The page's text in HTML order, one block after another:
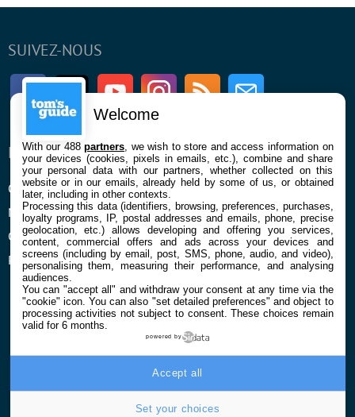
SUIVEZ-NOUS
FacebookTwitter Youtube InstagramRSS Newsletter
ENTREPRISE
Qui sommes nous
Mentions légales et CGU
Confidentialité et Cookies
Préférences cookies
À PROPOS
La rédaction
Contact
Welcome
With our 488partners , we wish to store and access information on
your devices (cookies, pixels in emails, etc.), combine and share
your personal data with our partners, whether collected on this
website or in our emails, already held by some of us, or obtained
later, including in other contexts.
Processing this data (identifiers, browsing, preferences, purchases,
loyalty programs, IP, postal addresses and emails, phone, precise
geolocation, etc.) allows developing and offering you services,
content, commercial offers and ads across your devices and
screens (including by email, post, SMS, phone, audio, and video),
personalising them, measuring their performance, and analysing
audiences.
You can "accept all" and withdraw your consent at any time via the
"cookie" icon. You can also "set detailed preferences" and object to
processing activities not subject to consent. These choices remain
valid for 6 months.
powered by
Set your choices
Accept all